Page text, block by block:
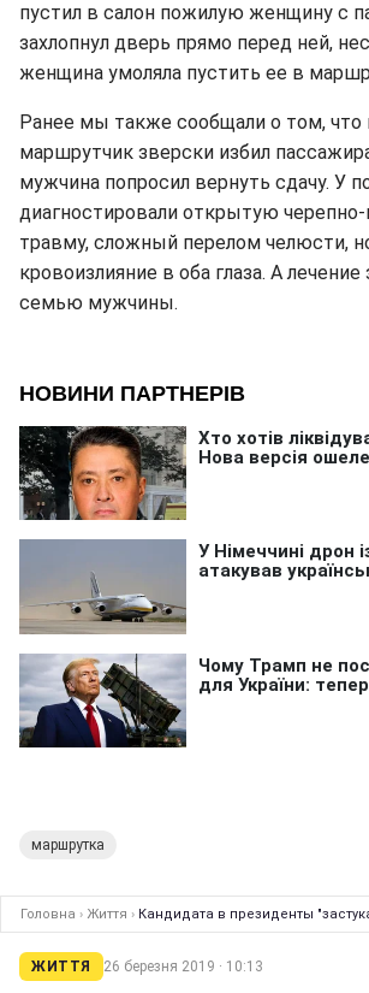
пустил в салон пожилую женщину с
захлопнул дверь прямо перед ней,
женщина умоляла пустить ее в
Ранее мы также сообщали о том,
маршрутчик зверски избил
мужчина попросил вернуть сдачу. У
диагностировали открытую
травму, сложный перелом челюсти,
кровоизлияние в оба глаза. А лечение
семью мужчины.
маршрутка
Головна › Життя › Кандидата в президенты
ЖИТТЯ 26 березня 2019 · 10:13